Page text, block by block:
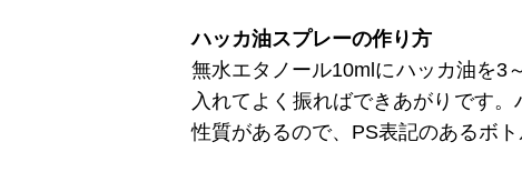
ハッカ油スプレーの作り方
無水エタノール10mlにハッカ油を3
入れてよく振ればできあがりです
性質があるので、PS表記のあるボト